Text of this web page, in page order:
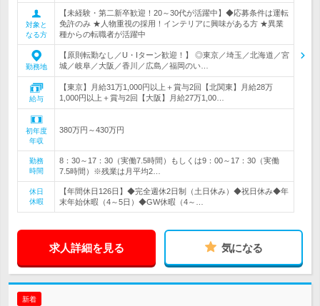
対象と
なる方
【未経験・第二新卒歓迎！20～30代が活躍中】◆応募条件は運転
免許のみ ★人物重視の採用！インテリアに興味がある方 ★異業
種からの転職者が活躍中
勤務地
【原則転勤なし／U・Iターン歓迎！】 ◎東京／埼玉／北海道／宮
城／岐阜／大阪／香川／広島／福岡のい…
給与
【東京】月給31万1,000円以上＋賞与2回【北関東】月給28万
1,000円以上＋賞与2回【大阪】月給27万1,00…
初年度
年収
380万円～430万円
勤務
時間
8：30～17：30（実働7.5時間）もしくは9：00～17：30（実働
7.5時間）※残業は月平均2…
休日
休暇
【年間休日126日】◆完全週休2日制（土日休み）◆祝日休み◆年
末年始休暇（4～5日）◆GW休暇（4～…
求人詳細を見る 気になる
新着